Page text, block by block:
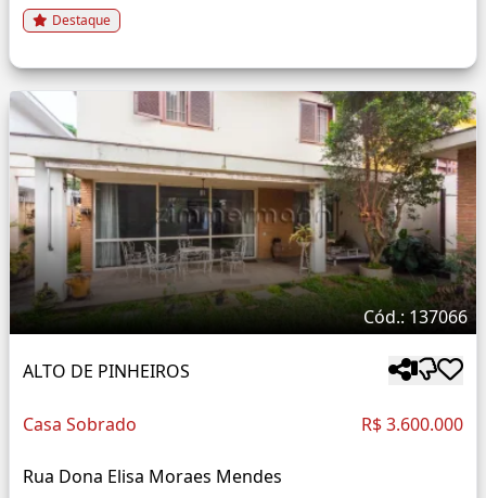
Destaque
Cód.: 137066
ALTO DE PINHEIROS
Casa Sobrado R$ 3.600.000
Rua Dona Elisa Moraes Mendes